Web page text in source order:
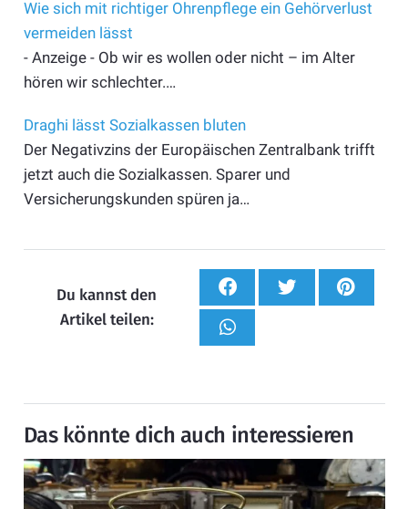
Wie sich mit richtiger Ohrenpflege ein Gehörverlust
vermeiden lässt
- Anzeige - Ob wir es wollen oder nicht – im Alter
hören wir schlechter.…
Draghi lässt Sozialkassen bluten
Der Negativzins der Europäischen Zentralbank trifft
jetzt auch die Sozialkassen. Sparer und
Versicherungskunden spüren ja…
Du kannst den
Artikel teilen:
Das könnte dich auch interessieren